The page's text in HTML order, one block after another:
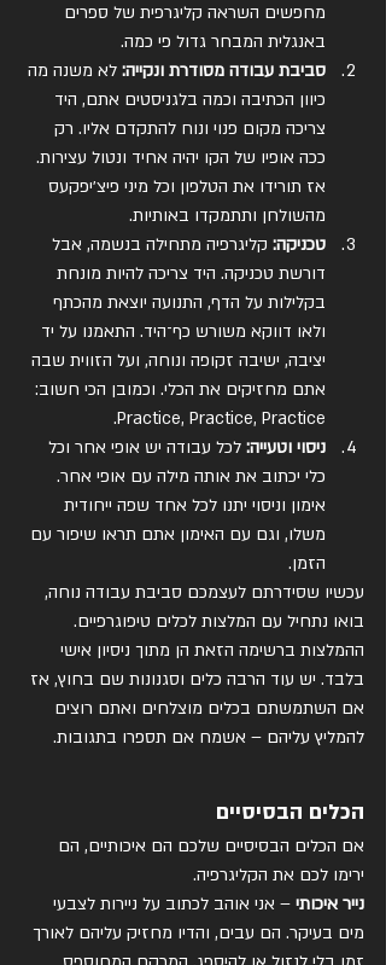
מחפשים השראה קליגרפית של ספרים
באנגלית המבחר גדול פי כמה.
סביבת עבודה מסודרת ונקייה: לא משנה מה
כיוון הכתיבה וכמה בלגניסטים אתם, היד
צריכה מקום פנוי ונוח להתקדם אליו. רק
ככה אופיו של הקו יהיה אחיד ונטול עצירות.
אז תורידו את הטלפון וכל מיני פיצ׳יפקעס
מהשולחן ותתמקדו באותיות.
טכניקה: קליגרפיה מתחילה בנשמה, אבל
דורשת טכניקה. היד צריכה להיות מונחת
בקלילות על הדף, התנועה יוצאת מהכתף
ולאו דווקא משורש כף־היד. התאמנו על יד
יציבה, ישיבה זקופה ונוחה, ועל הזווית שבה
אתם מחזיקים את הכלי. וכמובן הכי חשוב:
Practice, Practice, Practice.
ניסוי וטעייה: לכל עבודה יש אופי אחר וכל
כלי יכתוב את אותה מילה עם אופי אחר.
אימון וניסוי יתנו לכל אחד שפה ייחודית
משלו, וגם עם האימון אתם תראו שיפור עם
הזמן.
עכשיו שסידרתם לעצמכם סביבת עבודה נוחה,
בואו נתחיל עם המלצות לכלים טיפוגרפיים.
ההמלצות ברשימה הזאת הן מתוך ניסיון אישי
בלבד. יש עוד הרבה כלים וסגנונות שם בחוץ, אז
אם השתמשתם בכלים מוצלחים ואתם רוצים
להמליץ עליהם – אשמח אם תספרו בתגובות.
הכלים הבסיסיים
אם הכלים הבסיסיים שלכם הם איכותיים, הם
ירימו לכם את הקליגרפיה.
נייר איכותי – אני אוהב לכתוב על ניירות לצבעי
מים בעיקר. הם עבים, והדיו מחזיק עליהם לאורך